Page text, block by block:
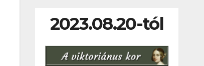
2023.08.20-tól